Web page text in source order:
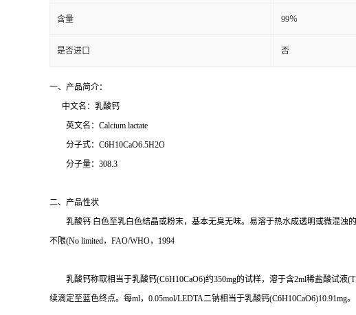
含量 99％
是否进口 否
一、产品简介：
中文名：乳酸钙
英文名：Calcium lactate
分子式：C6H10CaO6.5H2O
分子量：308.3
二、产品性状
乳酸钙 白色至乳白色结晶或粉末，基本无臭无味。易溶于热水成透明或微混浊
不限(No limited，FAO/WHO，1994
乳酸钙称取相当于乳酸钙(C6H10CaO6)约350mg的试样，溶于含2ml稀盐酸试液
续滴定至蓝色终点。每ml，0.05mol/LEDTA二钠相当于乳酸钙(C6H10CaO6)10.91mg。